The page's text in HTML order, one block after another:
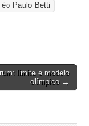
Téo Paulo Betti
limite e modelo
olímpico →